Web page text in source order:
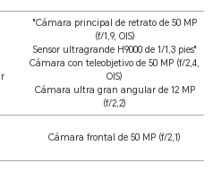
"Cámara principal de retrato de 50 MP
(f/1,9, OIS)
Sensor ultragrande H9000 de 1/1,3 pies"
Cámara con teleobjetivo de 50 MP (f/2,4,
OIS)
Cámara ultra gran angular de 12 MP
(f/2,2)
Cámara frontal de 50 MP (f/2,1)